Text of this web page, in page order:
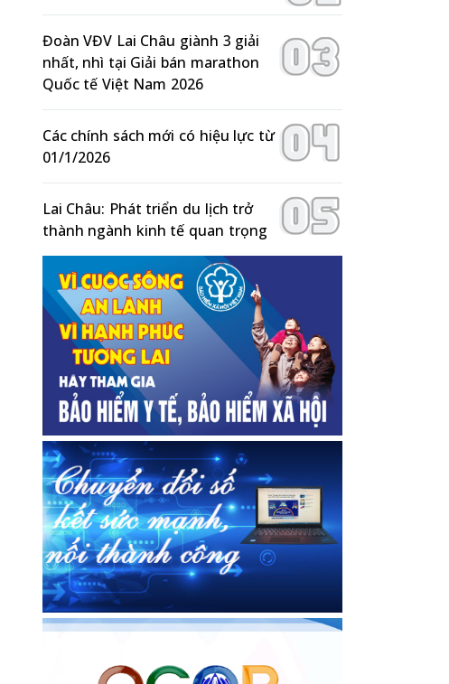
Đoàn VĐV Lai Châu giành 3 giải
nhất, nhì tại Giải bán marathon
Quốc tế Việt Nam 2026
Các chính sách mới có hiệu lực từ
01/1/2026
Lai Châu: Phát triển du lịch trở
thành ngành kinh tế quan trọng